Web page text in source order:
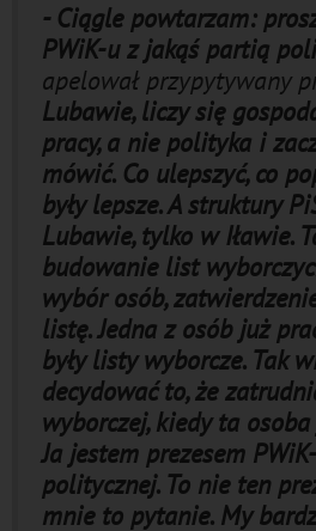
- Ciągle powtarzam:
PWiK-u z jakąś partią
apelował przypytywany
Lubawie, liczy się
pracy, a nie polityka i
mówić. Co ulepszyć, co
były lepsze. A struktury
Lubawie, tylko w Iławie.
budowanie list
wybór osób,
listę. Jedna z osób już
były listy wyborcze. Tak
decydować to, że
wyborczej, kiedy ta
Ja jestem prezesem
politycznej. To nie ten
mnie to pytanie. My